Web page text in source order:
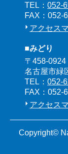
TEL： 052-
FAX：052-
アクセス
■みどり
〒458-0924
名古屋市緑
TEL： 052-
FAX：052-
アクセス
Copyright©